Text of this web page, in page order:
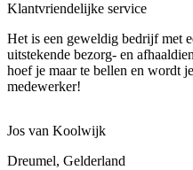
Klantvriendelijke service
Het is een geweldig bedrijf met
uitstekende bezorg- en
hoef je maar te bellen en wordt
medewerker!
Jos van Koolwijk
Dreumel, Gelderland